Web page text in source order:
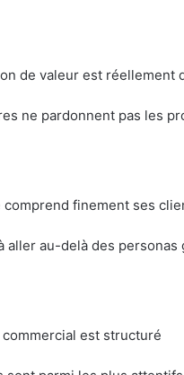
de valeur est réellement
ne pardonnent pas les
comprend finement ses
aller au-delà des personas
est structuré